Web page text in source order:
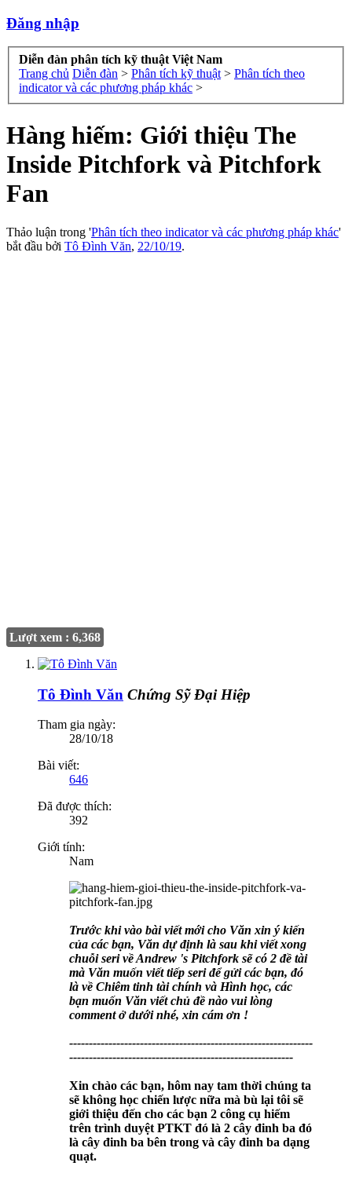
Đăng nhập
Diễn đàn phân tích kỹ thuật Việt Nam
Trang chủ Diễn đàn > Phân tích kỹ thuật > Phân tích theo
indicator và các phương pháp khác >
Hàng hiếm: Giới thiệu The
Inside Pitchfork và Pitchfork
Fan
Thảo luận trong 'Phân tích theo indicator và các phương pháp khác'
bắt đầu bởi Tô Đình Văn, 22/10/19.
Lượt xem : 6,368
Tô Đình Văn Chứng Sỹ Đại Hiệp
Tham gia ngày:
28/10/18
Bài viết:
646
Đã được thích:
392
Giới tính:
Nam
Trước khi vào bài viết mới cho Văn xin ý kiến
của các bạn, Văn dự định là sau khi viết xong
chuỗi seri về Andrew 's Pitchfork sẽ có 2 đề tài
mà Văn muốn viết tiếp seri để gửi các bạn, đó
là về Chiêm tinh tài chính và Hình học, các
bạn muốn Văn viết chủ đề nào vui lòng
comment ở dưới nhé, xin cám ơn !
--------------------------------------------------------------
---------------------------------------------------------
Xin chào các bạn, hôm nay tam thời chúng ta
sẽ không học chiến lược nữa mà bù lại tôi sẽ
giới thiệu đến cho các bạn 2 công cụ hiếm
trên trình duyệt PTKT đó là 2 cây đinh ba đó
là cây đinh ba bên trong và cây đinh ba dạng
quạt.